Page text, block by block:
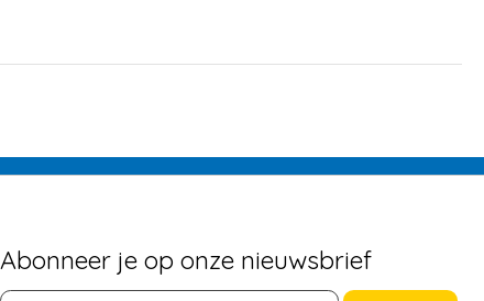
Abonneer je op onze nieuwsbrief